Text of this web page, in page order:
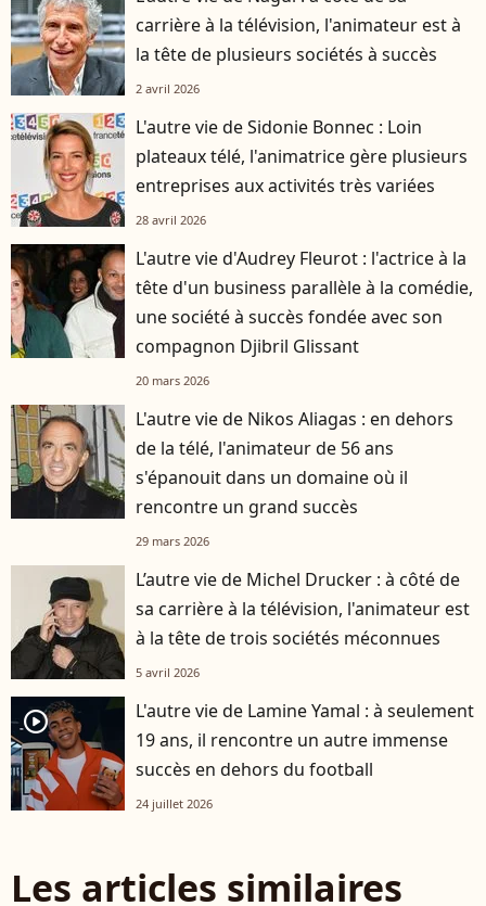
carrière à la télévision, l'animateur est à
la tête de plusieurs sociétés à succès
2 avril 2026
L'autre vie de Sidonie Bonnec : Loin
plateaux télé, l'animatrice gère plusieurs
entreprises aux activités très variées
28 avril 2026
L'autre vie d'Audrey Fleurot : l'actrice à la
tête d'un business parallèle à la comédie,
une société à succès fondée avec son
compagnon Djibril Glissant
20 mars 2026
L'autre vie de Nikos Aliagas : en dehors
de la télé, l'animateur de 56 ans
s'épanouit dans un domaine où il
rencontre un grand succès
29 mars 2026
L’autre vie de Michel Drucker : à côté de
sa carrière à la télévision, l'animateur est
à la tête de trois sociétés méconnues
5 avril 2026
player2
L'autre vie de Lamine Yamal : à seulement
19 ans, il rencontre un autre immense
succès en dehors du football
24 juillet 2026
Les articles similaires